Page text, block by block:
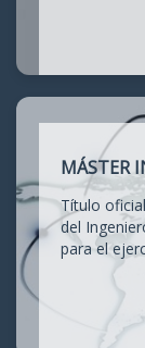
MÁSTER
Título
del
para el